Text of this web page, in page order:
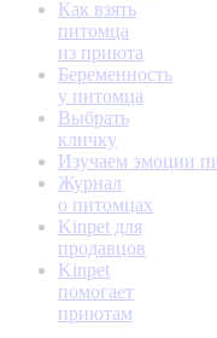
Как взять
питомца
из приюта
Беременность
у питомца
Выбрать
кличку
Изучаем эмоции
Журнал
о питомцах
Kinpet для
продавцов
Kinpet
помогает
приютам